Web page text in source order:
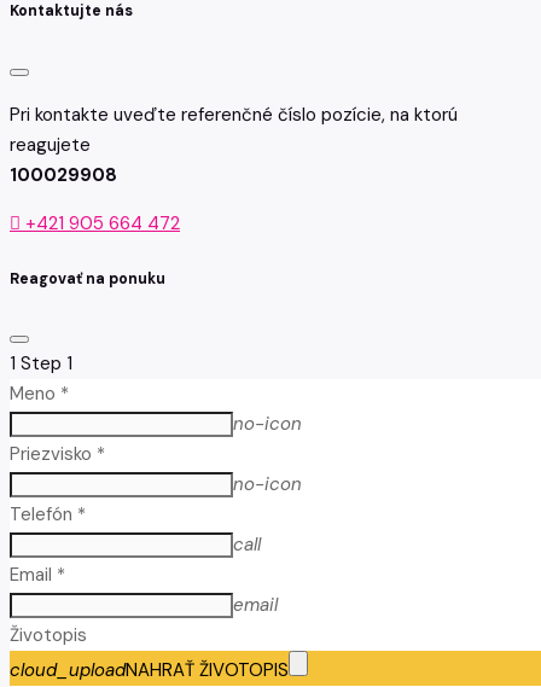
Kontaktujte nás
Pri kontakte uveďte referenčné číslo pozície, na ktorú
reagujete
100029908
+421 905 664 472
Reagovať na ponuku
1 Step 1
Meno *
no-icon
Priezvisko *
no-icon
Telefón *
call
Email *
email
Životopis
cloud_uploadNAHRAŤ ŽIVOTOPIS